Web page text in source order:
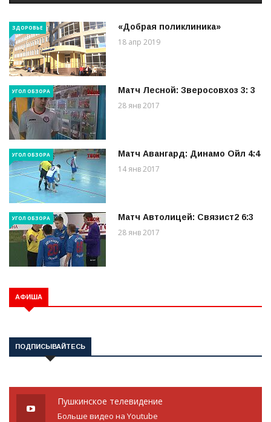
ЗДОРОВЬЕ «Добрая поликлиника»
18 апр 2019
УГОЛ ОБЗОРА Матч Лесной: Зверосовхоз 3: 3
28 янв 2017
УГОЛ ОБЗОРА Матч Авангард: Динамо Ойл 4:4
14 янв 2017
УГОЛ ОБЗОРА Матч Автолицей: Связист2 6:3
28 янв 2017
АФИША
ПОДПИСЫВАЙТЕСЬ
Пушкинское телевидение
Больше видео на Youtube